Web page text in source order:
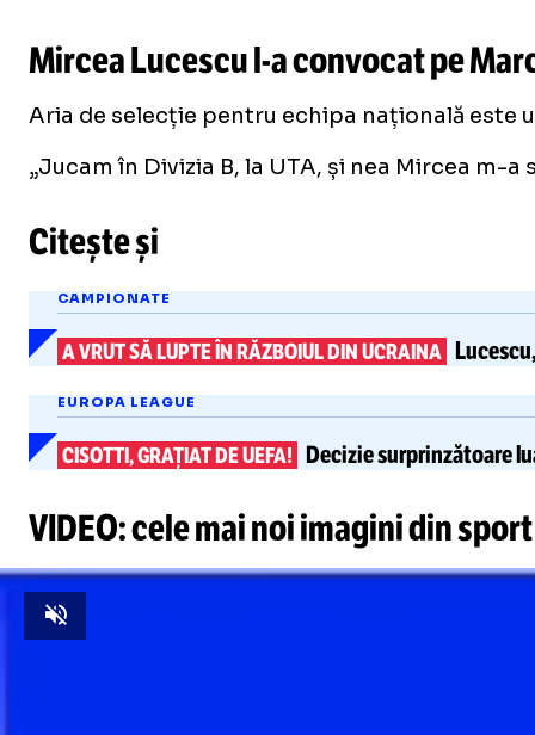
Mircea Lucescul-aconvocat pe
Aria de selecție pentru echipa națională este
„Jucam în Divizia B, la UTA, și nea Mircea m-
Citește și
CAMPIONATE
A VRUT SĂ LUPTE ÎN RĂZBOIUL DIN UCRAINA
EUROPA LEAGUE
CISOTTI, GRAȚIAT DE UEFA! Deciziesurprinzătoare
VIDEO: cele mai noi imagini din sport
Unmute